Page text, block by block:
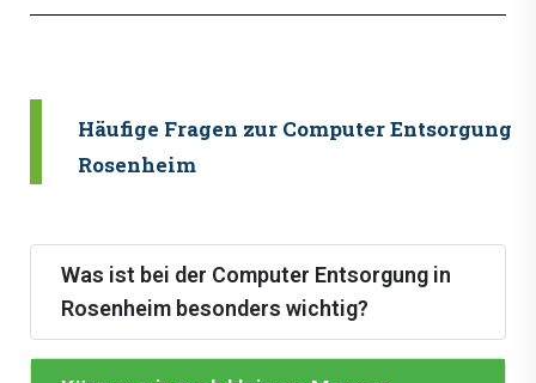
Häufige Fragen zur Computer Entsorgung
Rosenheim
Was ist bei der Computer Entsorgung in
Rosenheim besonders wichtig?